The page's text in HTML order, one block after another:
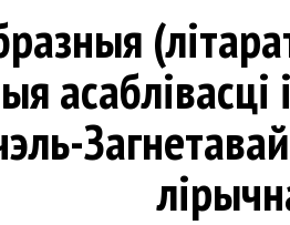
асаблівасці